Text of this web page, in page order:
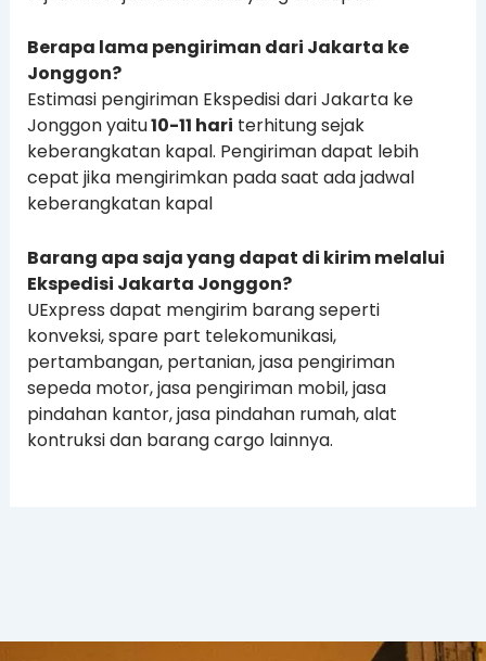
Berapa lama pengiriman dari Jakarta ke
Jonggon?
Estimasi pengiriman Ekspedisi dari Jakarta ke
Jonggon yaitu10-11 hari terhitung sejak
keberangkatan kapal. Pengiriman dapat lebih
cepat jika mengirimkan pada saat ada jadwal
keberangkatan kapal
Barang apa saja yang dapat di kirim melalui
Ekspedisi Jakarta Jonggon?
UExpress dapat mengirim barang seperti
konveksi, spare part telekomunikasi,
pertambangan, pertanian, jasa pengiriman
sepeda motor, jasa pengiriman mobil, jasa
pindahan kantor, jasa pindahan rumah, alat
kontruksi dan barang cargo lainnya.